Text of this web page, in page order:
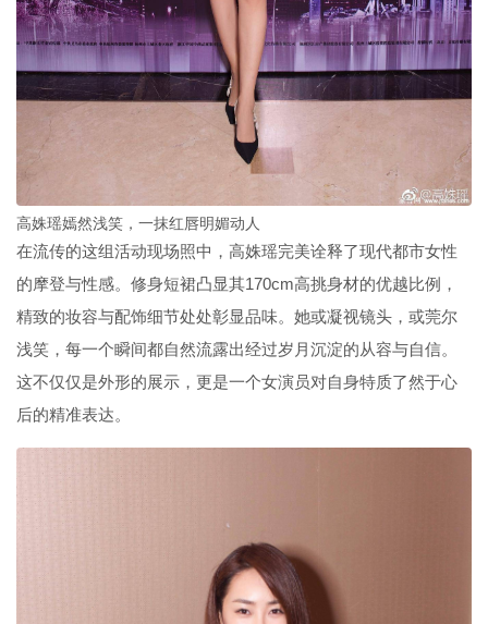
高姝瑶嫣然浅笑，一抹红唇明媚动人
在流传的这组活动现场照中，高姝瑶完美诠释了现代都市女性
的摩登与性感。修身短裙凸显其170cm高挑身材的优越比例，
精致的妆容与配饰细节处处彰显品味。她或凝视镜头，或莞尔
浅笑，每一个瞬间都自然流露出经过岁月沉淀的从容与自信。
这不仅仅是外形的展示，更是一个女演员对自身特质了然于心
后的精准表达。